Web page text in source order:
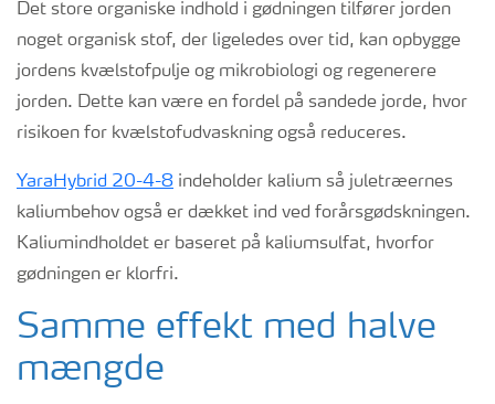
Det store organiske indhold i gødningen tilfører jorden
noget organisk stof, der ligeledes over tid, kan opbygge
jordens kvælstofpulje og mikrobiologi og regenerere
jorden. Dette kan være en fordel på sandede jorde, hvor
risikoen for kvælstofudvaskning også reduceres.
YaraHybrid 20-4-8 indeholder kalium så juletræernes
kaliumbehov også er dækket ind ved forårsgødskningen.
Kaliumindholdet er baseret på kaliumsulfat, hvorfor
gødningen er klorfri.
Samme effekt med halve
mængde